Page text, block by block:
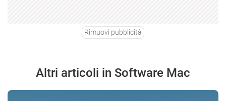
Rimuovi pubblicità
Altri articoli in Software Mac